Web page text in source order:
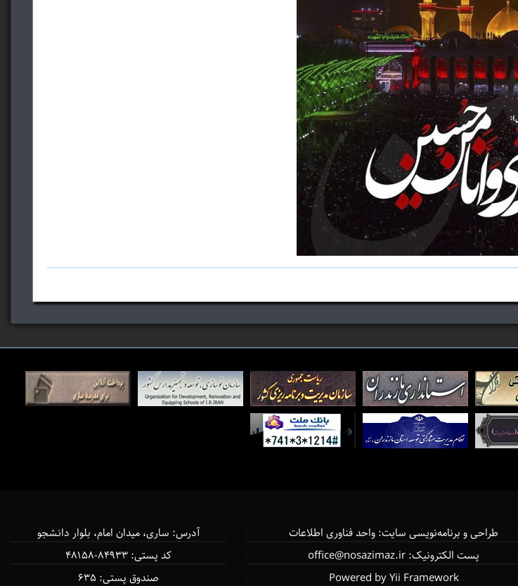
طراحی و برنامه‌نویسی سایت: واحد فناوری اطلاعات
پست الکترونیک: office@nosazimaz.ir
Powered by Yii Framework
آدرس: ساری، میدان امام، بلوار دانشجو
كد پستی: ۸۴۹۳۳-۴۸۱۵۸
صندوق پستی: ۶۳۵